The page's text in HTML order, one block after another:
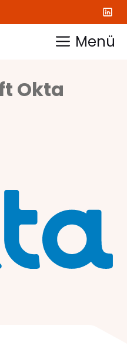
Menü
Okta